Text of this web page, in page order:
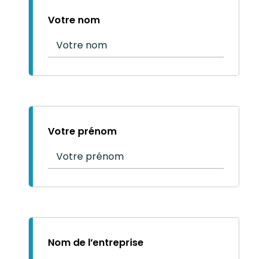
Votre nom
Votre prénom
Nom de l’entreprise